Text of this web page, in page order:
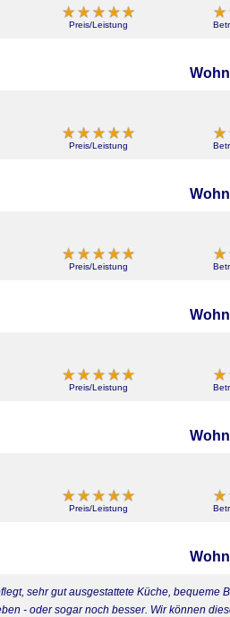
Preis/Leistung
Preis/Leistung
Preis/Leistung
Preis/Leistung
Preis/Leistung
sehr gut ausgestattete Küche, bequeme
- oder sogar noch besser. Wir können